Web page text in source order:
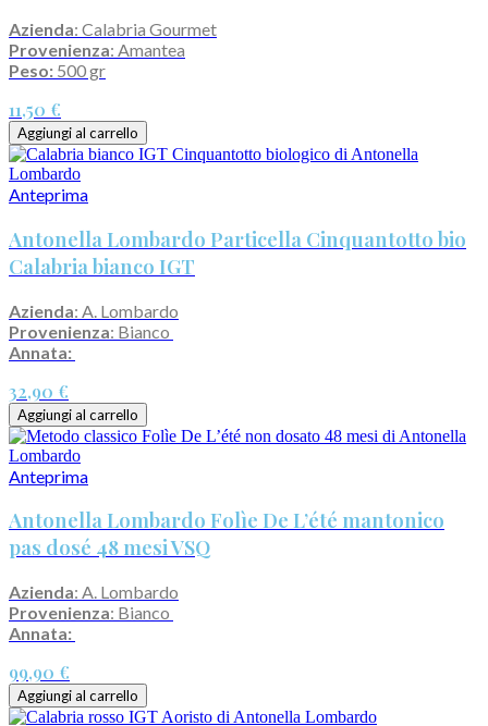
Azienda: Calabria Gourmet
Provenienza: Amantea
Peso: 500 gr
11,50 €
Aggiungi al carrello
Anteprima
Antonella Lombardo Particella Cinquantotto bio
Calabria bianco IGT
Azienda: A. Lombardo
Provenienza: Bianco
Annata:
32,90 €
Aggiungi al carrello
Anteprima
Antonella Lombardo Folìe De L’été mantonico
pas dosé 48 mesi VSQ
Azienda: A. Lombardo
Provenienza: Bianco
Annata:
99,90 €
Aggiungi al carrello